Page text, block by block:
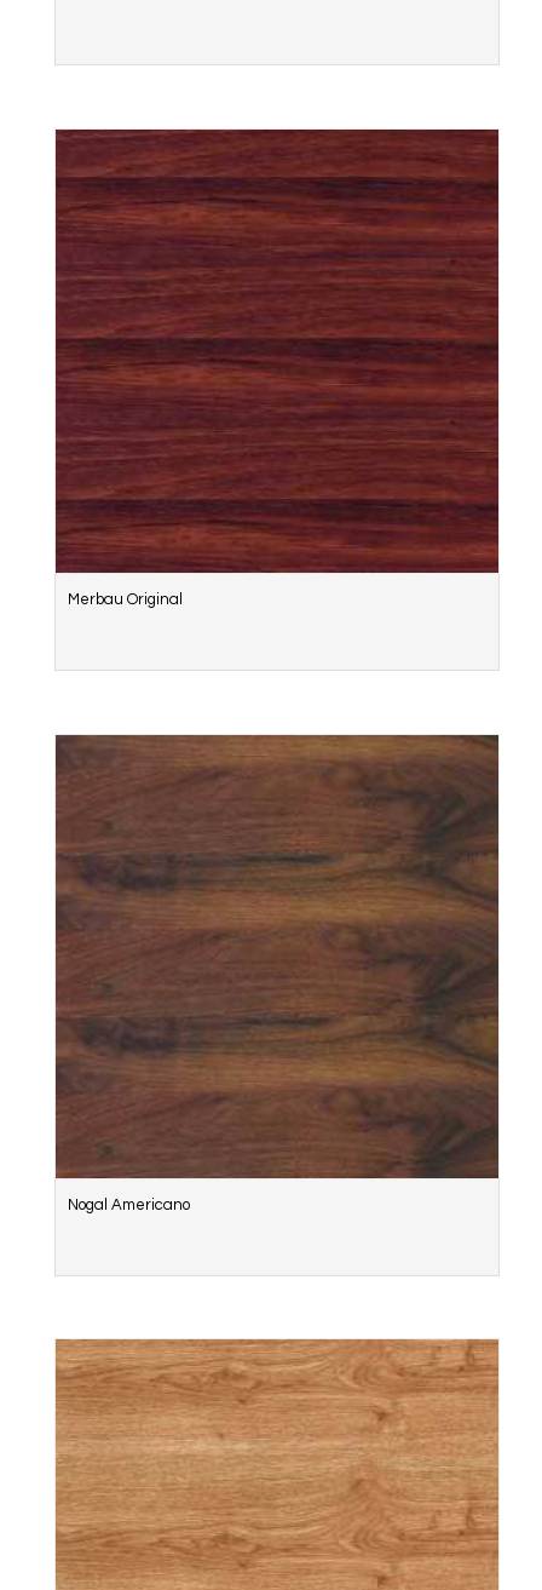
Merbau Original
Nogal Americano